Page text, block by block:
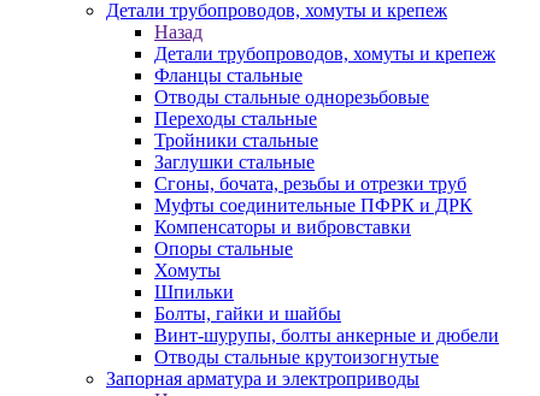
Детали трубопроводов, хомуты и крепеж
Назад
Детали трубопроводов, хомуты и крепеж
Фланцы стальные
Отводы стальные однорезьбовые
Переходы стальные
Тройники стальные
Заглушки стальные
Сгоны, бочата, резьбы и отрезки труб
Муфты соединительные ПФРК и ДРК
Компенсаторы и вибровставки
Опоры стальные
Хомуты
Шпильки
Болты, гайки и шайбы
Винт-шурупы, болты анкерные и дюбели
Отводы стальные крутоизогнутые
Запорная арматура и электроприводы